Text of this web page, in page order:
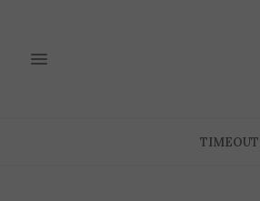
TIMEOUT